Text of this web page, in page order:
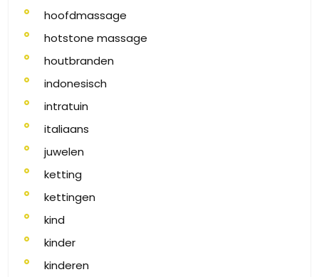
hoofdmassage
hotstone massage
houtbranden
indonesisch
intratuin
italiaans
juwelen
ketting
kettingen
kind
kinder
kinderen